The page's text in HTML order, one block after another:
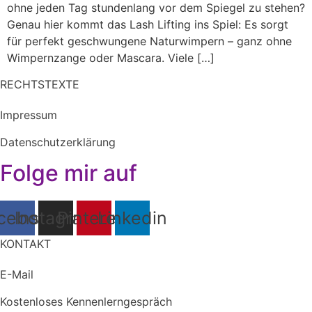
ohne jeden Tag stundenlang vor dem Spiegel zu stehen?
Genau hier kommt das Lash Lifting ins Spiel: Es sorgt
für perfekt geschwungene Naturwimpern – ganz ohne
Wimpernzange oder Mascara. Viele […]
RECHTSTEXTE
Impressum
Datenschutzerklärung
Folge mir auf
Instagram
PinterestLinkedin
KONTAKT
E-Mail
Kostenloses Kennenlerngespräch